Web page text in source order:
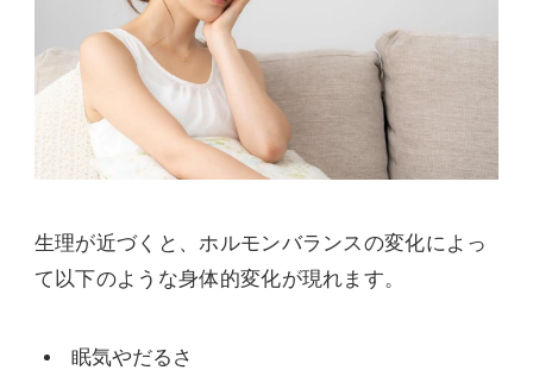
生理が近づくと、ホルモンバランスの変化によっ
て以下のような身体的変化が現れます。
眠気やだるさ